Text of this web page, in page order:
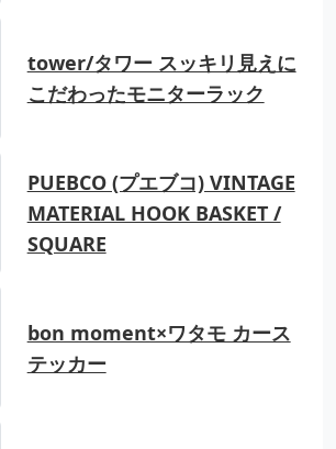
tower/タワー スッキリ見えに
こだわったモニターラック
PUEBCO (プエブコ) VINTAGE
MATERIAL HOOK BASKET /
SQUARE
bon moment×ワタモ カース
テッカー